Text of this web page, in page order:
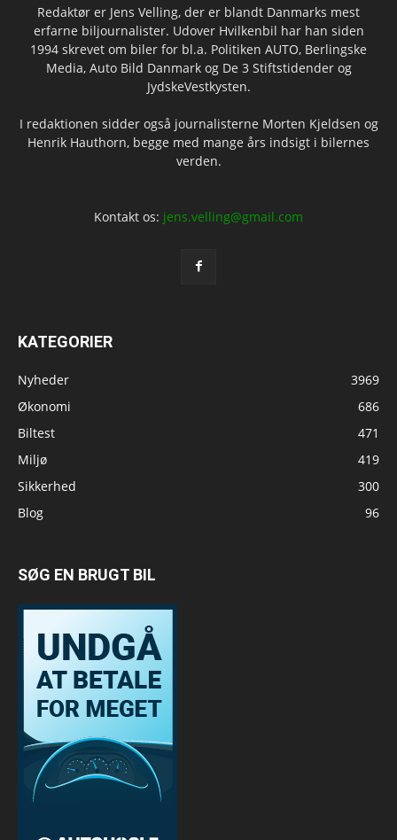
Redaktør er Jens Velling, der er blandt Danmarks mest
erfarne biljournalister. Udover Hvilkenbil har han siden
1994 skrevet om biler for bl.a. Politiken AUTO, Berlingske
Media, Auto Bild Danmark og De 3 Stiftstidender og
JydskeVestkysten.
I redaktionen sidder også journalisterne Morten Kjeldsen og
Henrik Hauthorn, begge med mange års indsigt i bilernes
verden.
Kontakt os: jens.velling@gmail.com
KATEGORIER
Nyheder
3969
Økonomi
686
Biltest
471
Miljø
419
Sikkerhed
300
Blog
96
SØG EN BRUGT BIL